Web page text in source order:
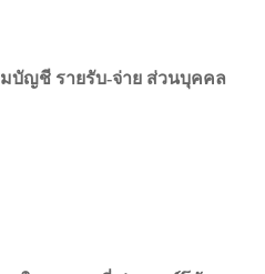
มบัญชี รายรับ-จ่าย ส่วนบุคคล